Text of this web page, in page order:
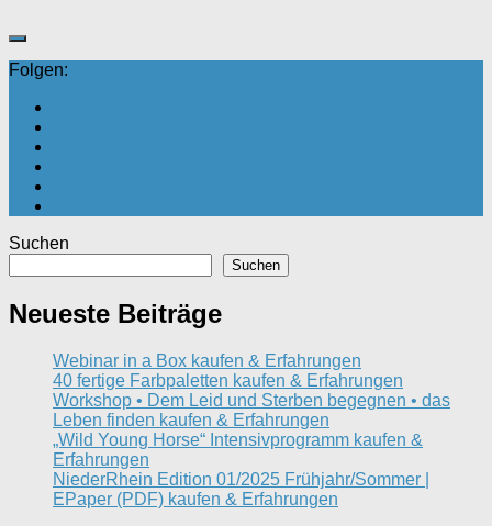
Folgen:
Suchen
Suchen
Neueste Beiträge
Webinar in a Box kaufen & Erfahrungen
40 fertige Farbpaletten kaufen & Erfahrungen
Workshop • Dem Leid und Sterben begegnen • das
Leben finden kaufen & Erfahrungen
„Wild Young Horse“ Intensivprogramm kaufen &
Erfahrungen
NiederRhein Edition 01/2025 Frühjahr/Sommer |
EPaper (PDF) kaufen & Erfahrungen